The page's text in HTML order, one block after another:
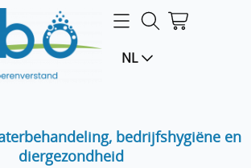
NL
bedrijfshygiëne en
diergezondheid